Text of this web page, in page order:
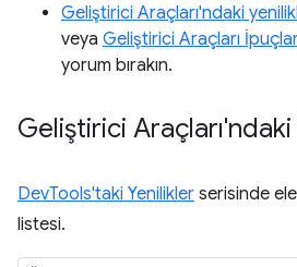
Geliştirici Araçları'ndaki
veya Geliştirici Araçları
yorum bırakın.
Geliştirici
DevTools'taki Yenilikler serisinde
listesi.